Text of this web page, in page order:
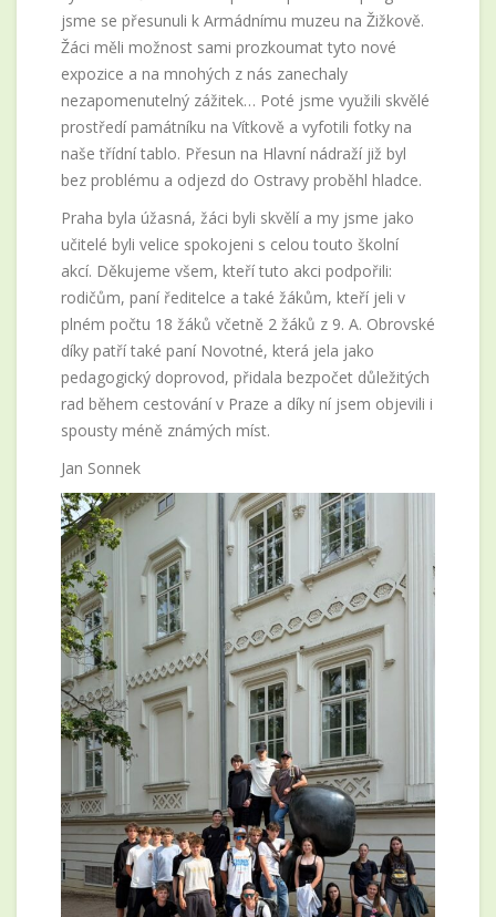
jsme se přesunuli k Armádnímu muzeu na Žižkově.
Žáci měli možnost sami prozkoumat tyto nové
expozice a na mnohých z nás zanechaly
nezapomenutelný zážitek… Poté jsme využili skvělé
prostředí památníku na Vítkově a vyfotili fotky na
naše třídní tablo. Přesun na Hlavní nádraží již byl
bez problému a odjezd do Ostravy proběhl hladce.
Praha byla úžasná, žáci byli skvělí a my jsme jako
učitelé byli velice spokojeni s celou touto školní
akcí. Děkujeme všem, kteří tuto akci podpořili:
rodičům, paní ředitelce a také žákům, kteří jeli v
plném počtu 18 žáků včetně 2 žáků z 9. A. Obrovské
díky patří také paní Novotné, která jela jako
pedagogický doprovod, přidala bezpočet důležitých
rad během cestování v Praze a díky ní jsem objevili i
spousty méně známých míst.
Jan Sonnek